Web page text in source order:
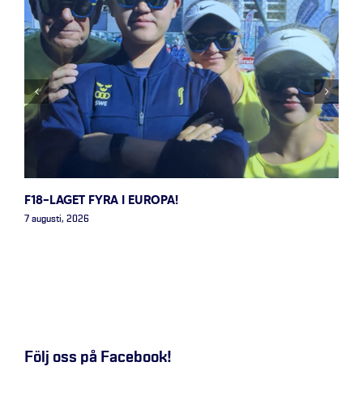
F18-LAGET FYRA I EUROPA!
7 augusti, 2026
Följ oss på Facebook!